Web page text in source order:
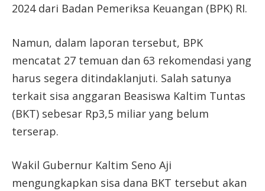
2024 dari Badan Pemeriksa Keuangan (BPK) RI.
Namun, dalam laporan tersebut, BPK
mencatat 27 temuan dan 63 rekomendasi yang
harus segera ditindaklanjuti. Salah satunya
terkait sisa anggaran Beasiswa Kaltim Tuntas
(BKT) sebesar Rp3,5 miliar yang belum
terserap.
Wakil Gubernur Kaltim Seno Aji
mengungkapkan sisa dana BKT tersebut akan